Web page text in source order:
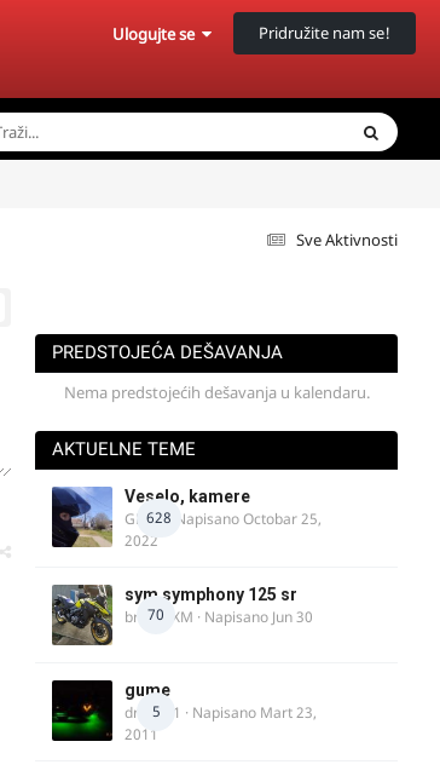
Ulogujte se Pridružite nam se!
Sve Aktivnosti
PREDSTOJEĆA DEŠAVANJA
Nema predstojećih dešavanja u kalendaru.
AKTUELNE TEME
628
Veselo, kamere
GR 46· NapisanoOctobar 25,
2022
70
sym symphony 125 sr
brankoXM · Napisano Jun 30
5
gume
dragan1 · Napisano Mart 23,
2011